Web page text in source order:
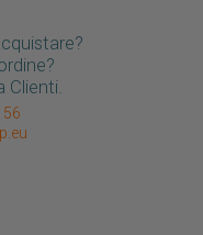
Clienti.